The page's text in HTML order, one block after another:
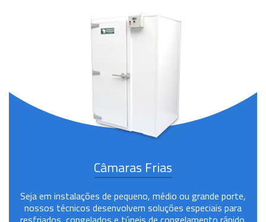
Câmaras Frias
Seja em instalações de pequeno, médio ou grande porte,
nossos técnicos desenvolvem soluções especiais para